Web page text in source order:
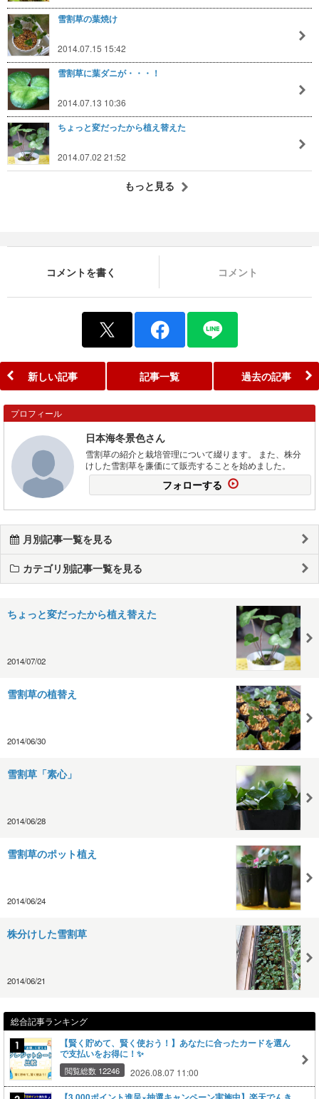
雪割草の葉焼け
2014.07.15 15:42
雪割草に葉ダニが・・・！
2014.07.13 10:36
ちょっと変だったから植え替えた
2014.07.02 21:52
もっと見る
コメントを書く コメント
新しい記事 記事一覧 過去の記事
プロフィール
日本海冬景色さん
雪割草の紹介と栽培管理について綴ります。 また、株分
けした雪割草を廉価にて販売することを始めました。
フォローする
月別記事一覧を見る
カテゴリ別記事一覧を見る
ちょっと変だったから植え替えた
2014/07/02
雪割草の植替え
2014/06/30
雪割草「素心」
2014/06/28
雪割草のポット植え
2014/06/24
株分けした雪割草
2014/06/21
総合記事ランキング
【賢く貯めて、賢く使おう！】あなたに合ったカードを選ん
で支払いをお得に！✨
閲覧総数 12246 2026.08.07 11:00